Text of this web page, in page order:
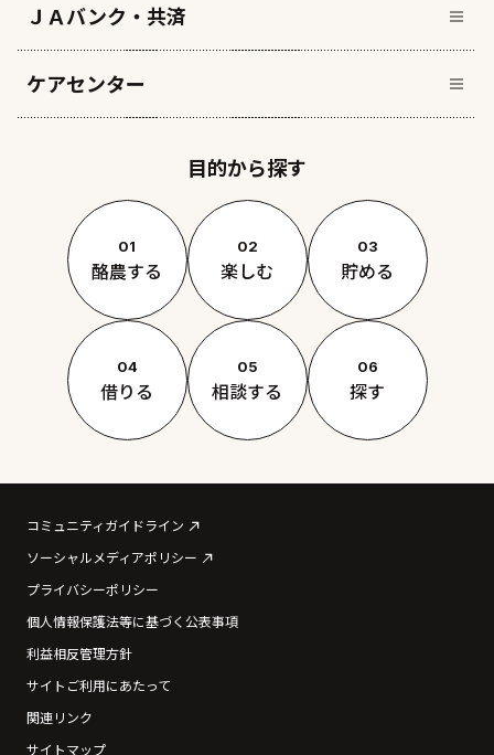
ＪＡバンク・共済
ケアセンター
目的から探す
01
酪農する
02
楽しむ
03
貯める
04
借りる
05
相談する
06
探す
コミュニティガイドライン
ソーシャルメディアポリシー
プライバシーポリシー
個人情報保護法等に基づく公表事項
利益相反管理方針
サイトご利用にあたって
関連リンク
サイトマップ